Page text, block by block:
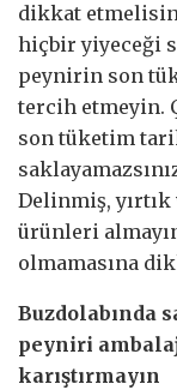
dikkat
hiçbir yiyeceği
peynirin son
tercih etmeyin.
son tüketim
Delinmiş, yırtık
ürünleri
olmamasına
Buzdolabında
peyniri
karıştırmayın